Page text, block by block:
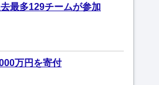
最多129チームが参加
万円を寄付